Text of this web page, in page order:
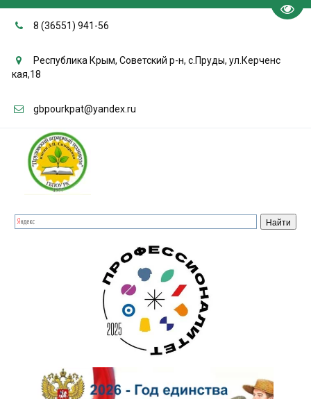
8 (36551) 941-56
Республика Крым, Советский р-н, с.Пруды, ул.Керченс
кая,18
gbpourkpat@yandex.ru